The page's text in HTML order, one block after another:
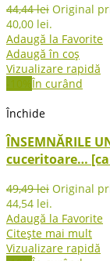
44,44lei Original
40,00 lei.
Adaugă la Favorite
Adaugă în coș
Vizualizare rapidă
-10% În curând
Închide
ÎNSEMNĂRILE
cuceritoare…
49,49lei Original
44,54 lei.
Adaugă la Favorite
Citește mai mult
Vizualizare rapidă